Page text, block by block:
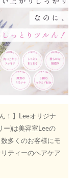
！】Leeオリジナ
ー)は美容室Leeの
多くのお客様にモ
ティーのヘアケア